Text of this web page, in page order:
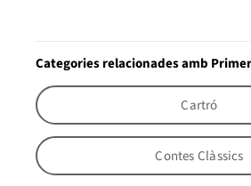
Categories relacionades amb
Cartró
Contes Clàssics